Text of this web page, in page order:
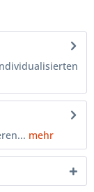
mehr